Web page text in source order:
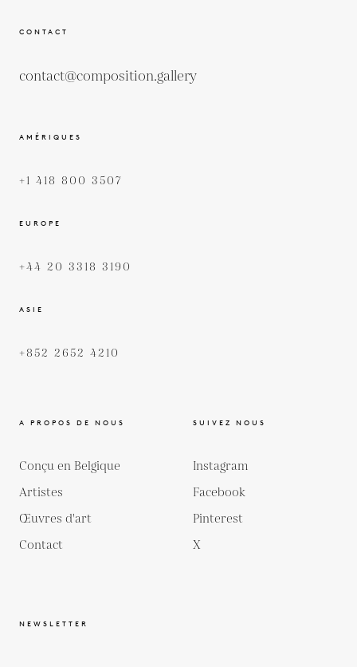
CONTACT
contact@composition.gallery
AMÉRIQUES
+1 418 800 3507
EUROPE
+44 20 3318 3190
ASIE
+852 2652 4210
A PROPOS DE NOUS
Conçu en Belgique
Artistes
Œuvres d'art
Contact
SUIVEZ NOUS
Instagram
Facebook
Pinterest
X
NEWSLETTER